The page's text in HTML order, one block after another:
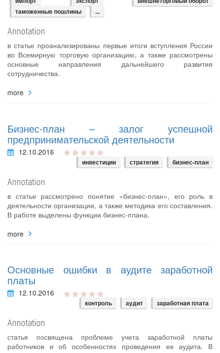
таможенные пошлины
...
Annotation
в статье проанализированы первые итоги вступления России
во Всемирную торговую организацию, а также рассмотрены
основные направления дальнейшего развития
сотрудничества.
more
Бизнес-план – залог успешной
предпринимательской деятельности
12.10.2016
инвестиции стратегия бизнес-план
Annotation
в статье рассмотрено понятие «бизнес-план», его роль в
деятельности организации, а также методика его составления.
В работе выделены функции бизнес-плана.
more
Основные ошибки в аудите заработной
платы
12.10.2016
контроль аудит заработная плата
Annotation
статья посвящена проблеме учета заработной платы
работников и об особенностях проведения ее аудита. В